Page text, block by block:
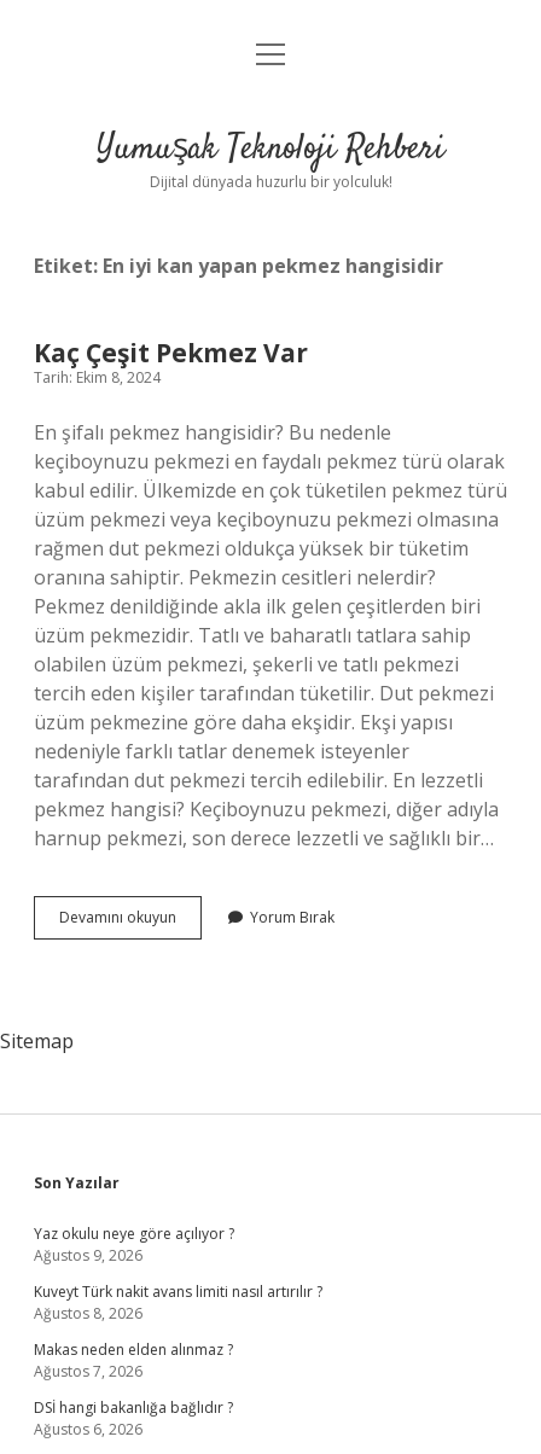
Anasayfa
Yasal Uyarı
menüyü
Yumuşak Teknoloji Rehberi
Dijital dünyada huzurlu bir yolculuk!
Etiket: En iyi kan yapan pekmez hangisidir
Kaç Çeşit Pekmez Var
Tarih: Ekim 8, 2024
En şifalı pekmez hangisidir? Bu nedenle
keçiboynuzu pekmezi en faydalı pekmez türü olarak
kabul edilir. Ülkemizde en çok tüketilen pekmez türü
üzüm pekmezi veya keçiboynuzu pekmezi olmasına
rağmen dut pekmezi oldukça yüksek bir tüketim
oranına sahiptir. Pekmezin cesitleri nelerdir?
Pekmez denildiğinde akla ilk gelen çeşitlerden biri
üzüm pekmezidir. Tatlı ve baharatlı tatlara sahip
olabilen üzüm pekmezi, şekerli ve tatlı pekmezi
tercih eden kişiler tarafından tüketilir. Dut pekmezi
üzüm pekmezine göre daha ekşidir. Ekşi yapısı
nedeniyle farklı tatlar denemek isteyenler
tarafından dut pekmezi tercih edilebilir. En lezzetli
pekmez hangisi? Keçiboynuzu pekmezi, diğer adıyla
harnup pekmezi, son derece lezzetli ve sağlıklı bir…
Devamını okuyun
Çeşit
Yorum Bırak
Sitemap
Sidebar
Son Yazılar
Yaz okulu neye göre açılıyor ?
Ağustos 9, 2026
Kuveyt Türk nakit avans limiti nasıl artırılır ?
Ağustos 8, 2026
Makas neden elden alınmaz ?
Ağustos 7, 2026
DSİ hangi bakanlığa bağlıdır ?
Ağustos 6, 2026